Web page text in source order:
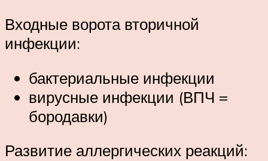
Входные ворота вторичной
инфекции:
бактериальные инфекции
вирусные инфекции (ВПЧ =
бородавки)
Развитие аллергических реакций: